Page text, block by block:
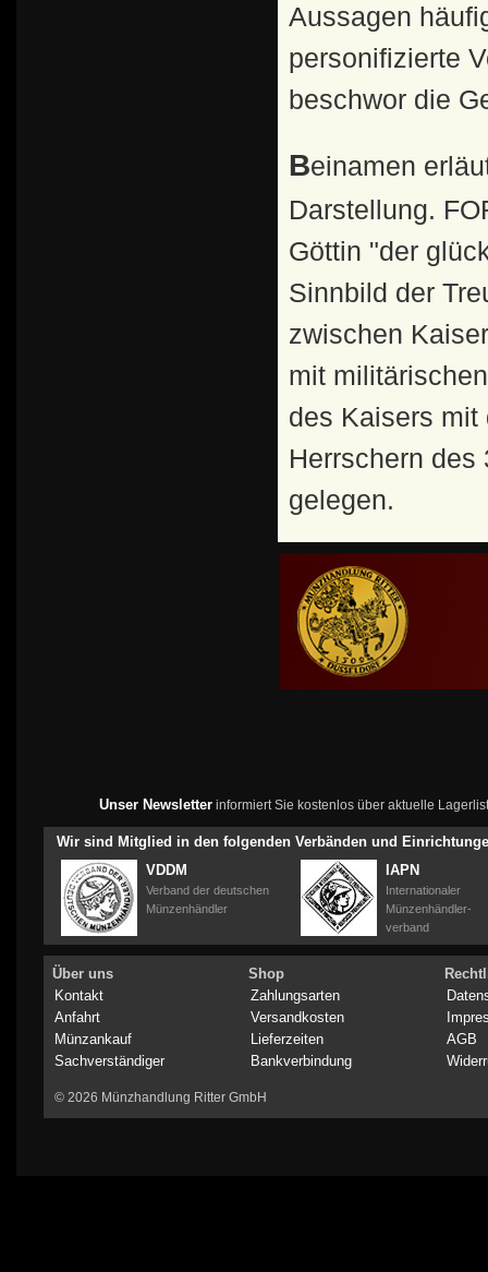
Aussagen
personifizierte
beschwor die
Beinamen erläuterten oder veränderten den Sinn einer
Darstellung.
Göttin "der
Sinnbild der
zwischen
mit
des Kaisers mit
Herrschern des
gelegen.
Unser Newsletterinformiert Sie kostenlos über aktuelle
Wir sind Mitglied in den folgenden Verbänden und
VDDM
Verband der deutschen
Münzenhändler
IAPN
Internationaler
Münzenhändler-
verband
Über uns
Kontakt
Anfahrt
Münzankauf
Sachverständiger
Shop
Zahlungsarten
Versandkosten
Lieferzeiten
Bankverbindung
AGB
© 2026 Münzhandlung Ritter GmbH